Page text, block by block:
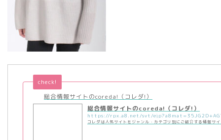
総合情報サイトのcoreda!（コレダ!）
check!
総合情報サイトのcoreda!（コレダ!）
コレダは人気サイトをジャンル・カテゴリ別にご紹介する情報サ